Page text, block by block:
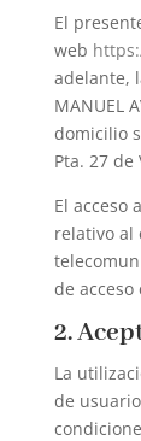
El
web
adelante,
MANUEL
domicilio
Pta. 27 de
El acceso
relativo al
de
2.
La
de